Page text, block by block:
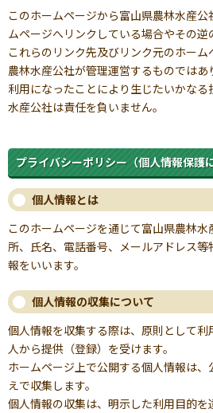
このホームページから富山県農林水産
ムページへリンクしている場合やその逆
これらのリンク先及びリンク元のホー
農林水産公社が管理運営するものでは
利用になったことにより生じたいかなる
水産公社は責任を負いません。
プライバシーポリシー（個人情報保護
個人情報とは
このホームページを通じて富山県農林
所、氏名、電話番号、メールアドレス
報をいいます。
個人情報の収集について
個人情報を収集する際は、原則として
人から提供（登録）を受けます。
ホームページ上で公開する個人情報は
えで収集します。
個人情報の収集は、明示した利用目的